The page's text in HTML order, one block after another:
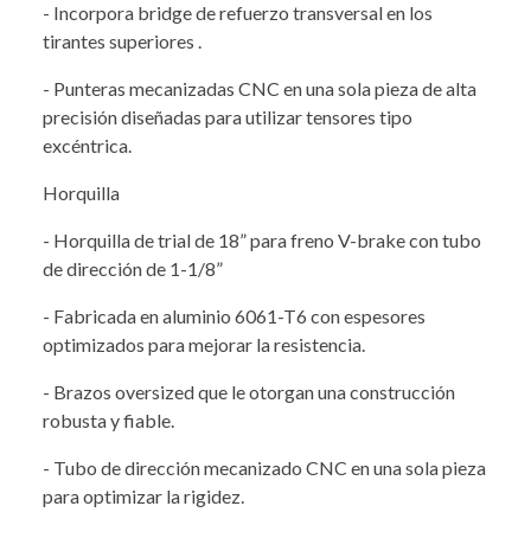
- Incorpora bridge de refuerzo transversal en los
tirantes superiores .
- Punteras mecanizadas CNC en una sola pieza de alta
precisión diseñadas para utilizar tensores tipo
excéntrica.
Horquilla
- Horquilla de trial de 18” para freno V-brake con tubo
de dirección de 1-1/8”
- Fabricada en aluminio 6061-T6 con espesores
optimizados para mejorar la resistencia.
- Brazos oversized que le otorgan una construcción
robusta y fiable.
- Tubo de dirección mecanizado CNC en una sola pieza
para optimizar la rigidez.